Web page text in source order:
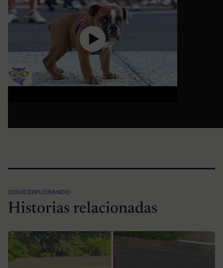
SIGUE EXPLORANDO
Historias relacionadas